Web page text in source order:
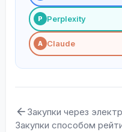
P Perplexity
A Claude
Закупки через
Закупки способом